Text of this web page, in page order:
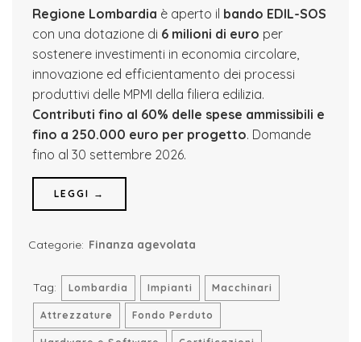
Regione Lombardia è aperto il bando EDIL-SOS
con una dotazione di 6 milioni di euro per
sostenere investimenti in economia circolare,
innovazione ed efficientamento dei processi
produttivi delle MPMI della filiera edilizia.
Contributi fino al 60% delle spese ammissibili e
fino a 250.000 euro per progetto. Domande
fino al 30 settembre 2026.
LEGGI →
Categorie: Finanza agevolata
Tag: Lombardia Impianti Macchinari
Attrezzature Fondo Perduto